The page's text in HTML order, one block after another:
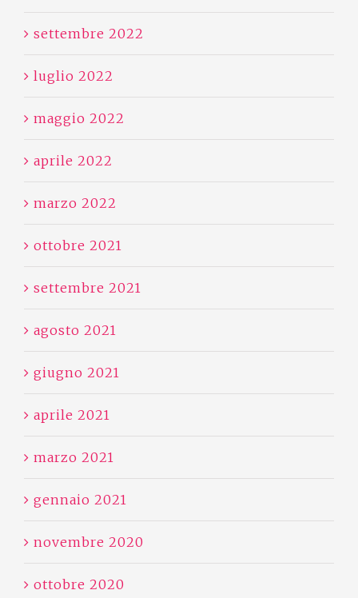
settembre 2022
luglio 2022
maggio 2022
aprile 2022
marzo 2022
ottobre 2021
settembre 2021
agosto 2021
giugno 2021
aprile 2021
marzo 2021
gennaio 2021
novembre 2020
ottobre 2020